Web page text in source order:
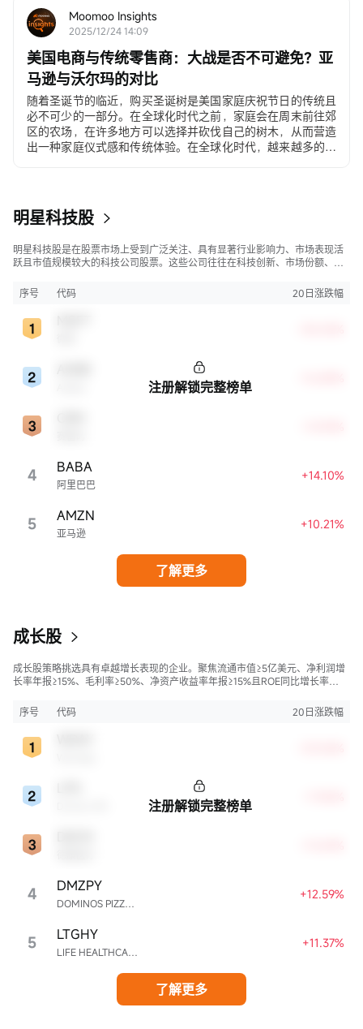
Moomoo Insights
2025/12/24 14:09
美国电商与传统零售商：大战是否不可避免？亚
马逊与沃尔玛的对比
随着圣诞节的临近，购买圣诞树是美国家庭庆祝节日的传统且
必不可少的一部分。在全球化时代之前，家庭会在周末前往郊
区的农场，在许多地方可以选择并砍伐自己的树木，从而营造
出一种家庭仪式感和传统体验。在全球化时代，越来越多的美
明星科技股
明星科技股是在股票市场上受到广泛关注、具有显著行业影响力、市场表现活
跃且市值规模较大的科技公司股票。这些公司往往在科技创新、市场份额、品
市，特别是科技行业板块乃至全球经济具有显著影响。
序号 代码 20日涨跌幅
4 阿里巴巴
BABA +14.10%
5 亚马逊
AMZN +10.21%
注册解锁完整榜单
了解更多
成长股
成长股策略挑选具有卓越增长表现的企业。聚焦流通市值≥5亿美元、净利润增
长率年报≥15%、毛利率≥50%、净资产收益率年报≥15%且ROE同比增长率
序号
代码 20日涨跌幅
4 DOMINOS PIZZA ENTERPRISES LIMITED UNSP ADR EACH REPR 0.5 ORD SHS
DMZPY +12.59%
5 LIFE HEALTHCARE GROUP HOLDINGS UNSPON ADR EA REPR 4 ORD ZAR0.00
LTGHY +11.37%
注册解锁完整榜单
了解更多